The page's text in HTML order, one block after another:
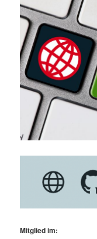
Mitglied im: